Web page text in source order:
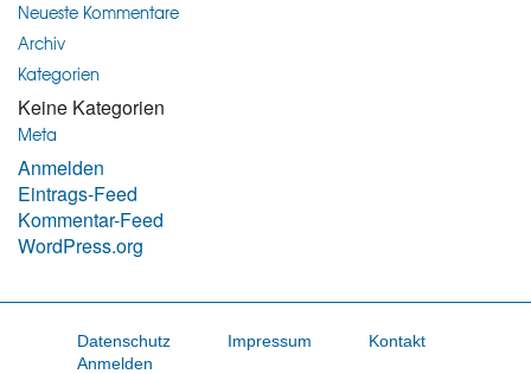
Neueste Kommentare
Archiv
Kategorien
Keine Kategorien
Meta
Anmelden
Eintrags-Feed
Kommentar-Feed
WordPress.org
Datenschutz Impressum
Kontakt
Anmelden